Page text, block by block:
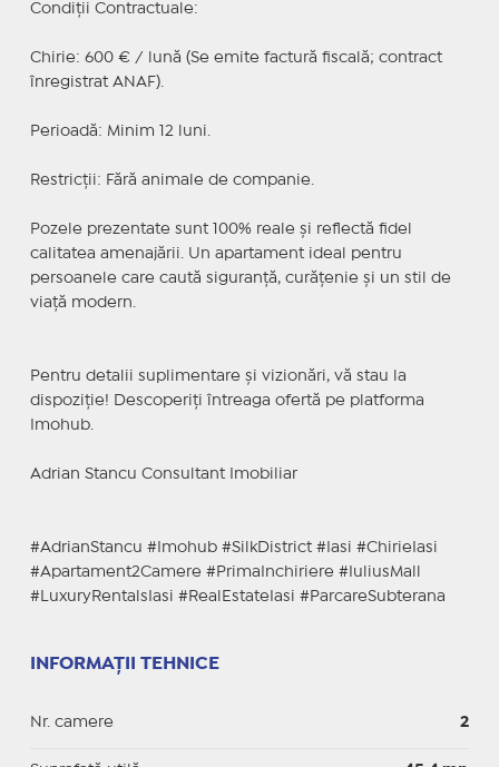
Condiții Contractuale:
Chirie: 600 € / lună (Se emite factură fiscală; contract
înregistrat ANAF).
Perioadă: Minim 12 luni.
Restricții: Fără animale de companie.
Pozele prezentate sunt 100% reale și reflectă fidel
calitatea amenajării. Un apartament ideal pentru
persoanele care caută siguranță, curățenie și un stil de
viață modern.
Pentru detalii suplimentare și vizionări, vă stau la
dispoziție! Descoperiți întreaga ofertă pe platforma
Imohub.
Adrian Stancu Consultant Imobiliar
#AdrianStancu #Imohub #SilkDistrict #Iasi #ChirieIasi
#Apartament2Camere #PrimaInchiriere #IuliusMall
#LuxuryRentalsIasi #RealEstateIasi #ParcareSubterana
INFORMAȚII TEHNICE
Nr. camere 2